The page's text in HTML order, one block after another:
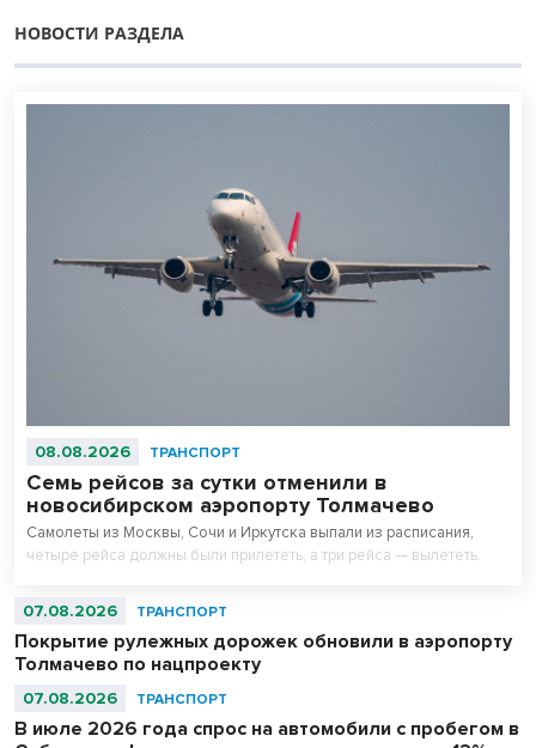
НОВОСТИ РАЗДЕЛА
08.08.2026 ТРАНСПОРТ
Семь рейсов за сутки отменили в
новосибирском аэропорту Толмачево
Самолеты из Москвы, Сочи и Иркутска выпали из расписания,
четыре рейса должны были прилететь, а три рейса — вылететь.
07.08.2026 ТРАНСПОРТ
Покрытие рулежных дорожек обновили в аэропорту
Толмачево по нацпроекту
07.08.2026 ТРАНСПОРТ
В июле 2026 года спрос на автомобили с пробегом в